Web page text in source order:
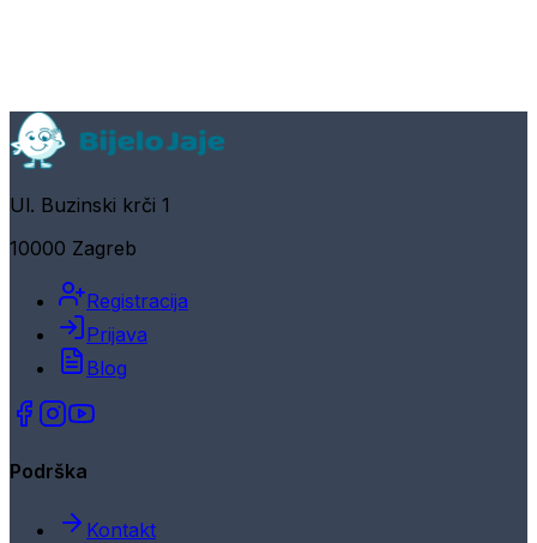
Ul. Buzinski krči 1
10000 Zagreb
Registracija
Prijava
Blog
Podrška
Kontakt